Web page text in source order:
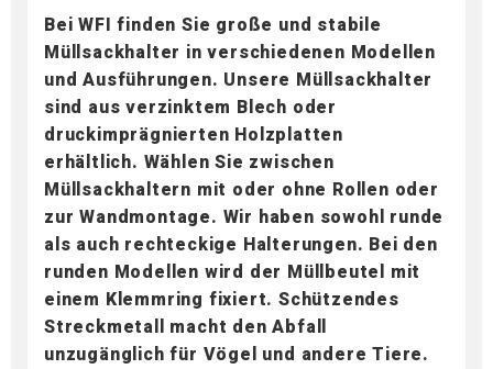
Bei WFI finden Sie große und stabile
Müllsackhalter in verschiedenen Modellen
und Ausführungen. Unsere Müllsackhalter
sind aus verzinktem Blech oder
druckimprägnierten Holzplatten
erhältlich. Wählen Sie zwischen
Müllsackhaltern mit oder ohne Rollen oder
zur Wandmontage. Wir haben sowohl runde
als auch rechteckige Halterungen. Bei den
runden Modellen wird der Müllbeutel mit
einem Klemmring fixiert. Schützendes
Streckmetall macht den Abfall
unzugänglich für Vögel und andere Tiere.